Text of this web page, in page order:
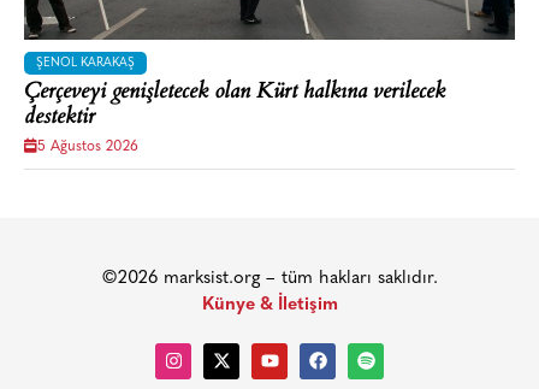
ŞENOL KARAKAŞ
Çerçeveyi genişletecek olan Kürt halkına verilecek
destektir
5 Ağustos 2026
©2026 marksist.org – tüm hakları saklıdır.
Künye & İletişim